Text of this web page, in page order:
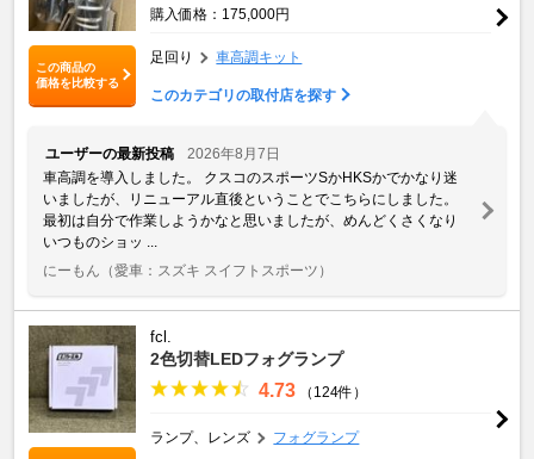
この商品の
価格を比較する
購入価格：175,000円
足回り 車高調キット
このカテゴリの取付店を探す
ユーザーの最新投稿
2026年8月7日
車高調を導入しました。 クスコのスポーツSかHKSかでかなり迷
いましたが、リニューアル直後ということでこちらにしました。
最初は自分で作業しようかなと思いましたが、めんどくさくなり
いつものショッ ...
にーもん （愛車：スズキ スイフトスポーツ）
fcl.
2色切替LEDフォグランプ
4.73 （124件）
ランプ、レンズ フォグランプ